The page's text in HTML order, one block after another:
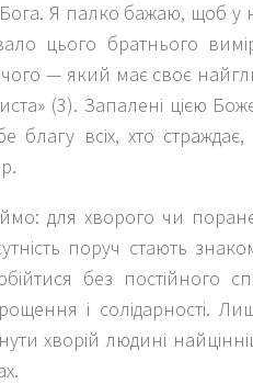
Я палко бажаю, щоб у
цього братнього
— який має своє
(3). Запалені цією
благу всіх, хто
для хворого чи
поруч стають
без постійного
і солідарності.
хворій людині